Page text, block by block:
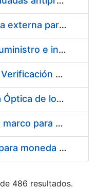
Servicios de una empresa externa para el asesoramiento y resolución de los recursos de alzada que se presentan relacionados con procesos de selección para la FNMT-RCM
Acuerdo marco para el suministro e instalación de persianas, estores y otros complementos
Servicio de Calibración y Verificación Externa de los Equipos de Medición del Servicio de Prevención de la FNMT-RCM
Conexión mediante Fibra Óptica de los Centros de Proceso de Datos (CPDs) de las sedes de la FNMT-RCM de Burgos y Madrid
Contratación de acuerdo marco para el Suministro de Material de Electricidad para la Fábrica Nacional de Moneda y Timbre-Real Casa de la Moneda en su centro de trabajo de Burgos
Suministro de estuches para moneda de 30 €
486 resultados.